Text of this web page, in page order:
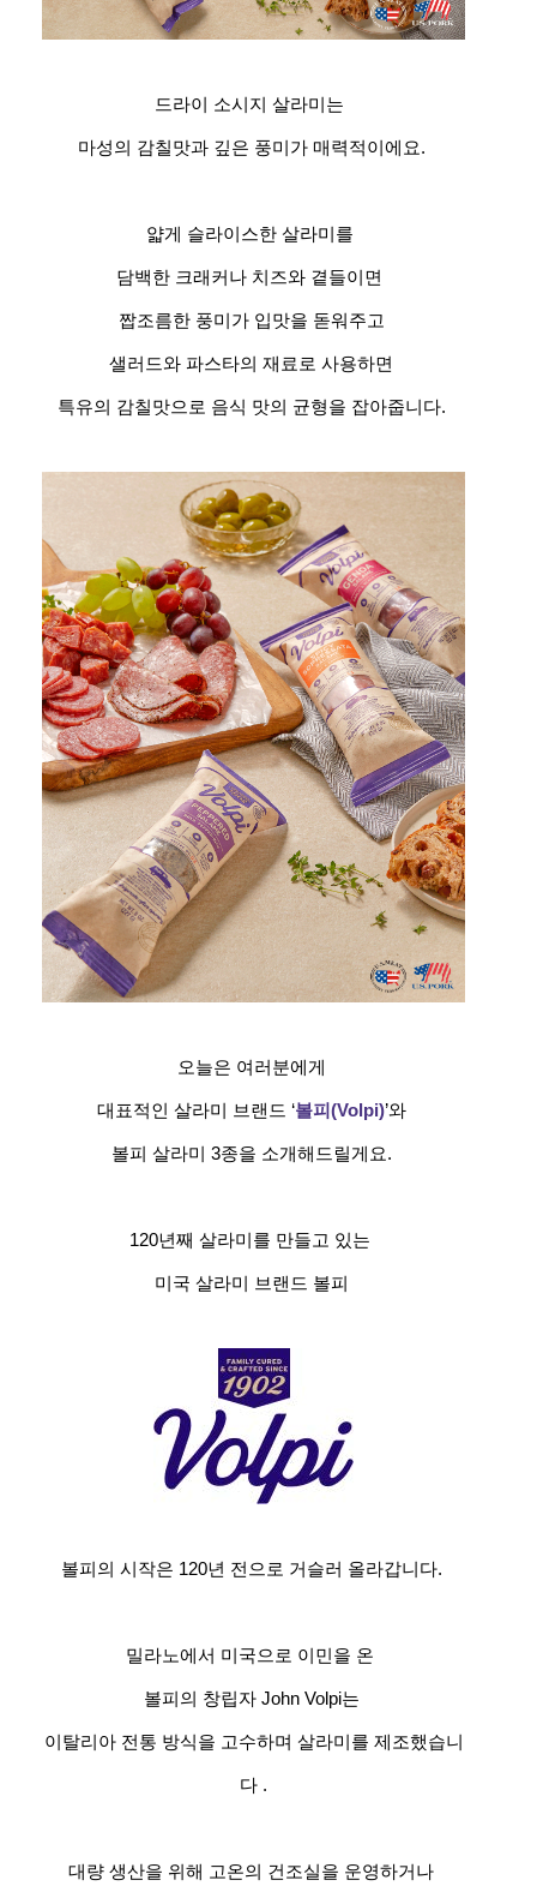
드라이 소시지 살라미는
마성의 감칠맛과 깊은 풍미가 매력적이에요.
얇게 슬라이스한 살라미를
담백한 크래커나 치즈와 곁들이면
짭조름한 풍미가 입맛을 돋워주고
샐러드와 파스타의 재료로 사용하면
특유의 감칠맛으로 음식 맛의 균형을 잡아줍니다.
오늘은 여러분에게
대표적인 살라미 브랜드 ‘볼피(Volpi)’와
볼피 살라미 3종을 소개해드릴게요.
120년째 살라미를 만들고 있는
미국 살라미 브랜드 볼피
볼피의 시작은 120년 전으로 거슬러 올라갑니다.
밀라노에서 미국으로 이민을 온
볼피의 창립자 John Volpi는
이탈리아 전통 방식을 고수하며 살라미를 제조했습니
다 .
대량 생산을 위해 고온의 건조실을 운영하거나